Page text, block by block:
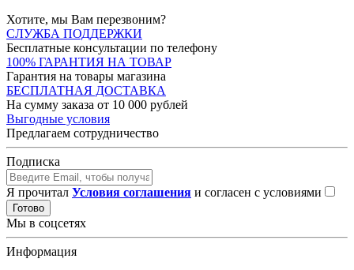
Хотите, мы Вам перезвоним?
СЛУЖБА ПОДДЕРЖКИ
Бесплатные консультации по телефону
100% ГАРАНТИЯ НА ТОВАР
Гарантия на товары магазина
БЕСПЛАТНАЯ ДОСТАВКА
На сумму заказа от 10 000 рублей
Выгодные условия
Предлагаем сотрудничество
Подписка
Я прочитал Условия соглашения и согласен с условиями
Готово
Мы в соцсетях
Информация